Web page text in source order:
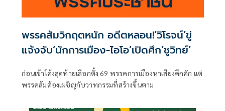
พรรคส้มวิกฤตหนัก อดีตหลอน!‘วิโรจน์’ขู่
แจ้งจับ‘นักการเมือง-ไอโอ’เปิดศึก‘ชูวิทย์’
ก่อนเข้าโค้งสุดท้ายเลือกตั้ง 69 พรรคการเมืองหาเสียงคึกคัก แต่
พรรคส้มต้องเผชิญกับวาทกรรมที่สร้างขึ้นตาม